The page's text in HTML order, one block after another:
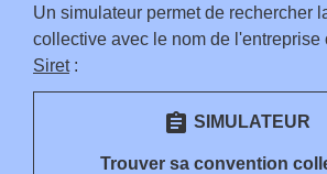
Un simulateur permet de rechercher
collective avec le nom de l'entreprise
Siret:
assignment SIMULATEUR
Trouver sa convention